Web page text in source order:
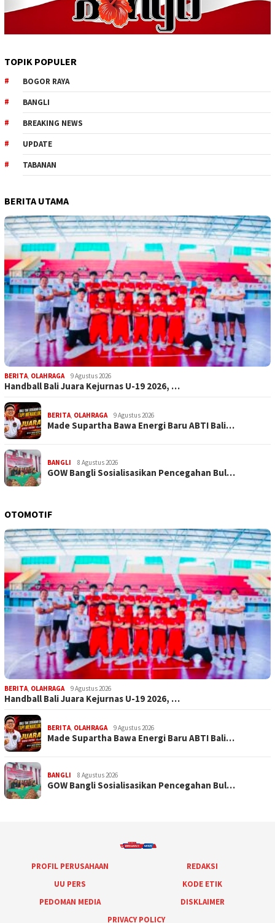
TOPIK POPULER
BOGOR RAYA
BANGLI
BREAKING NEWS
UPDATE
TABANAN
BERITA UTAMA
BERITA OLAHRAGA 9 Agustus 2026
Handball Bali Juara Kejurnas U-19 2026, …
BERITA OLAHRAGA 9 Agustus 2026
Made Supartha Bawa Energi Baru ABTI Bali…
BANGLI 8 Agustus 2026
GOW Bangli Sosialisasikan Pencegahan Bul…
OTOMOTIF
BERITA, OLAHRAGA 9 Agustus 2026
Handball Bali Juara Kejurnas U-19 2026, …
BERITA, OLAHRAGA 9 Agustus 2026
Made Supartha Bawa Energi Baru ABTI Bali…
BANGLI 8 Agustus 2026
GOW Bangli Sosialisasikan Pencegahan Bul…
PROFIL PERUSAHAAN
REDAKSI
UU PERS
KODE ETIK
PEDOMAN MEDIA
DISKLAIMER
PRIVACY POLICY